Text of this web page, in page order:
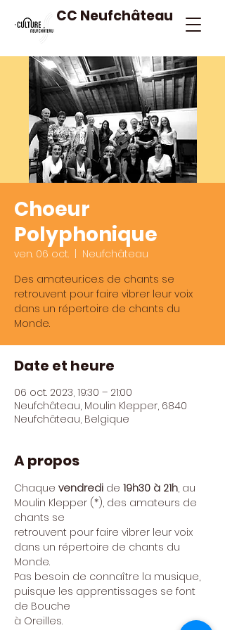
CC Neufchâteau
Choeur
Polyphonique
ven. 06 oct.
Neufchâteau
Des amateur.ice.s de chants se
retrouvent pour faire vibrer leur voix
dans un répertoire de chants du
Monde.
Date et heure
06 oct. 2023, 19:30 – 21:00
Neufchâteau, Moulin Klepper, 6840
Neufchâteau, Belgique
A propos
Chaque vendredi de 19h30 à 21h, au
Moulin Klepper (*), des amateurs de
chants se
retrouvent pour faire vibrer leur voix
dans un répertoire de chants du
Monde.
Pas besoin de connaître la musique,
puisque les apprentissages se font
de Bouche
à Oreilles.